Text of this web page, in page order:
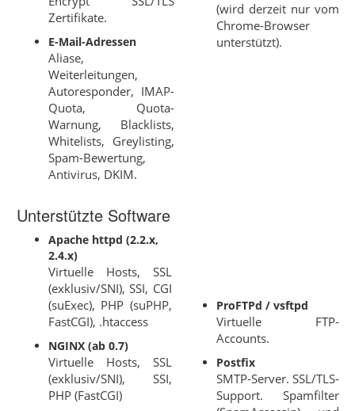
Zertifikate.
E-Mail-Adressen
Aliase,
Weiterleitungen,
Autoresponder, IMAP-
Quota, Quota-
Warnung, Blacklists,
Whitelists, Greylisting,
Spam-Bewertung,
Antivirus, DKIM.
(wird derzeit nur vom
Chrome-Browser
unterstützt).
Unterstützte Software
Apache httpd (2.2.x,
2.4.x)
Virtuelle Hosts, SSL
(exklusiv/SNI), SSI, CGI
(suExec), PHP (suPHP,
FastCGI), .htaccess
NGINX (ab 0.7)
Virtuelle Hosts, SSL
(exklusiv/SNI), SSI,
PHP (FastCGI)
ProFTPd / vsftpd
Virtuelle FTP-
Accounts.
Postfix
SMTP-Server. SSL/TLS-
Support. Spamfilter